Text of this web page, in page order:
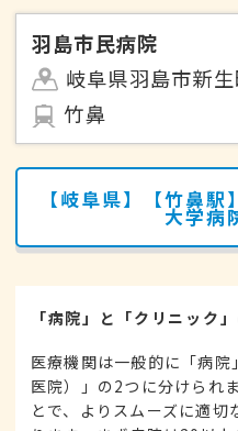
羽島市民病院
岐阜県羽島市新
竹鼻
【岐阜県】【竹鼻
大学病
「病院」と「クリニック
医療機関は一般的に「病院
医院）」の2つに分けられ
とで、よりスムーズに適